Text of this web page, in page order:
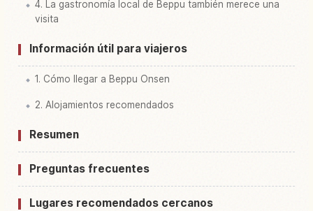
4. La gastronomía local de Beppu también merece una
visita
Información útil para viajeros
1. Cómo llegar a Beppu Onsen
2. Alojamientos recomendados
Resumen
Preguntas frecuentes
Lugares recomendados cercanos